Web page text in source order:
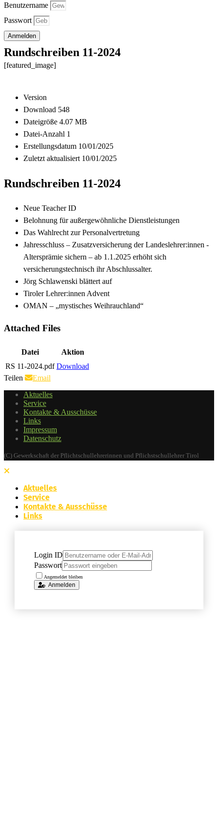
Benutzername
Passwort
Anmelden
Rundschreiben 11-2024
[featured_image]
Version
Download 548
Dateigröße 4.07 MB
Datei-Anzahl 1
Erstellungsdatum 10/01/2025
Zuletzt aktualisiert 10/01/2025
Rundschreiben 11-2024
Neue Teacher ID
Belohnung für außergewöhnliche Dienstleistungen
Das Wahlrecht zur Personalvertretung
Jahresschluss – Zusatzversicherung der Landeslehrer:innen -
Altersprämie sichern – ab 1.1.2025 erhöht sich
versicherungstechnisch ihr Abschlussalter.
Jörg Schlawenski blättert auf
Tiroler Lehrer:innen Advent
OMAN – „mystisches Weihrauchland“
Attached Files
Datei
Aktion
RS 11-2024.pdf Download
Teilen
Email
Aktuelles
Service
Kontakte & Ausschüsse
Links
Impressum
Datenschutz
(C) Gewerkschaft der Pflichtschullehrerinnen und Pflichstschullehrer Tirol
Aktuelles
Service
Kontakte & Ausschüsse
Links
Login ID
Passwort
Angemeldet bleiben
Anmelden